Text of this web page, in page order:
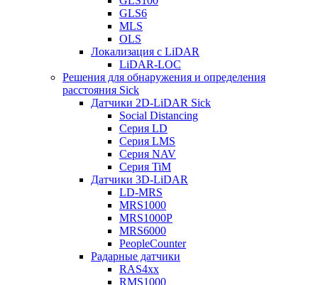
GLS6
MLS
OLS
Локализация с LiDAR
LiDAR-LOC
Решения для обнаружения и определения
расстояния Sick
Датчики 2D-LiDAR Sick
Social Distancing
Серия LD
Серия LMS
Серия NAV
Серия TiM
Датчики 3D-LiDAR
LD-MRS
MRS1000
MRS1000P
MRS6000
PeopleCounter
Радарные датчики
RAS4xx
RMS1000